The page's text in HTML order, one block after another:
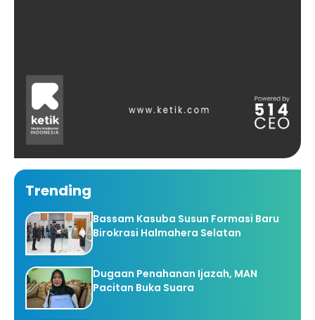
Trending
Bassam Kasuba Susun Formasi Baru
Birokrasi Halmahera Selatan
Dugaan Penahanan Ijazah, MAN
Pacitan Buka Suara